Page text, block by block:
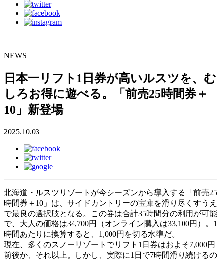
NEWS
日本一リフト1日券が高いルスツを、む
しろお得に遊べる。「前売25時間券＋
10」新登場
2025.10.03
北海道・ルスツリゾートが今シーズンから導入する「前売25
時間券＋10」は、サイドカントリーの宝庫を滑り尽くすうえ
で最良の選択肢となる。この券は合計35時間分の利用が可能
で、大人の価格は34,700円（オンライン購入は33,100円）。1
時間あたりに換算すると、1,000円を切る水準だ。
現在、多くのスノーリゾートでリフト1日券はおよそ7,000円
前後か、それ以上。しかし、実際に1日で7時間滑り続けるの